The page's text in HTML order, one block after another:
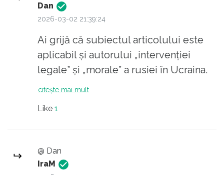
Dan
2026-03-02 21:39:24
Ai grijă că subiectul articolului este
aplicabil și autorului „intervenției
legale” și „morale” a rusiei în Ucraina.
citește mai mult
Like 1
@ Dan
IraM